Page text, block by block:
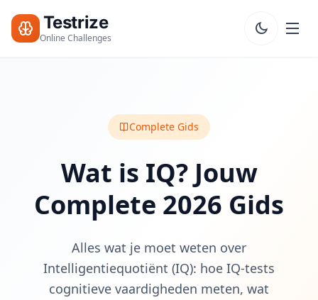
Testrize
Online Challenges
Bootcamp
Complete Gids
Wat is IQ? Jouw
Complete 2026 Gids
Alles wat je moet weten over
Intelligentiequotiënt (IQ): hoe IQ-tests
cognitieve vaardigheden meten, wat